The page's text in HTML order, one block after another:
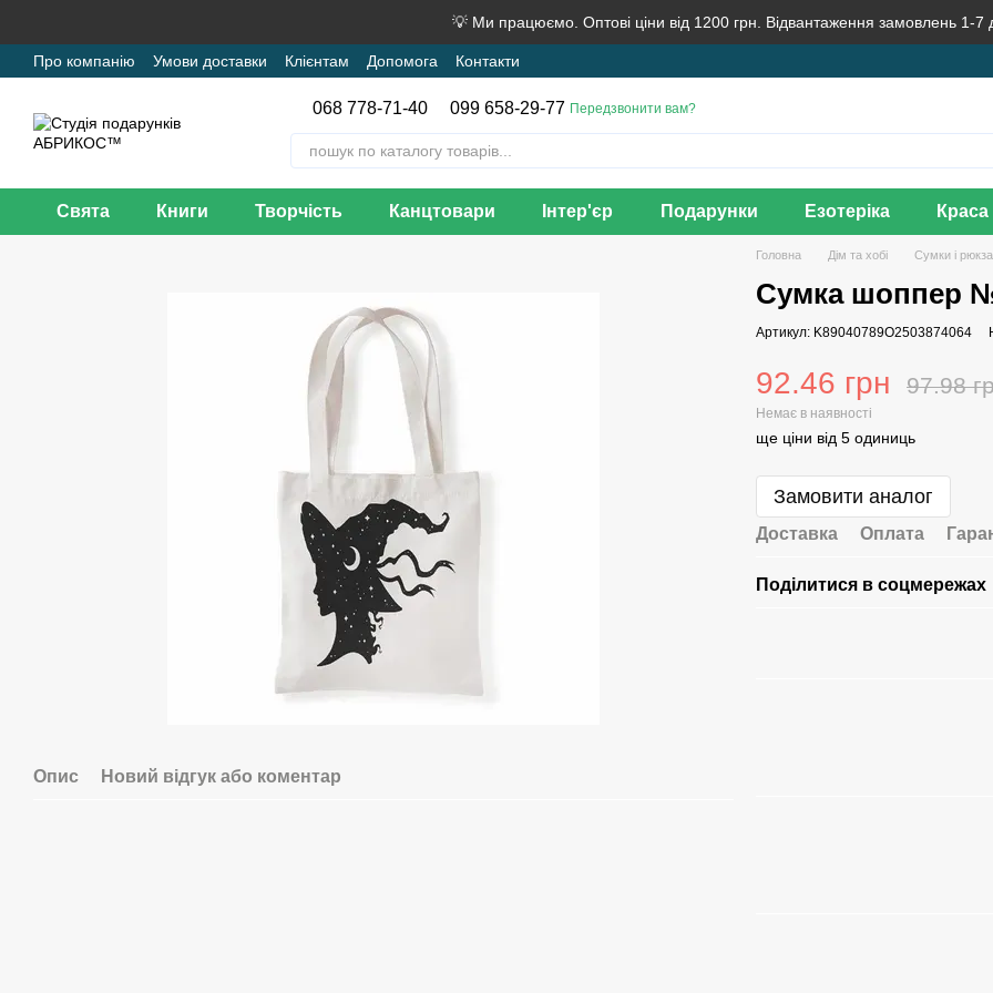
💡 Ми працюємо. Оптові ціни від 1200 грн. Відвантаження замовлень 1-7
Про компанію Умови доставки Клієнтам Допомога Контакти
068 778-71-40 099 658-29-77 Передзвонити вам?
Свята Книги Творчість Канцтовари Інтер'єр Подарунки Езотеріка Краса
Опис Новий відгук або коментар
Головна Дім та хобі Сумки і
Сумка шоппер
Артикул: K89040789O2503874064
92.46 грн 97.98
Немає в наявності
ще ціни від 5 одиниць
Замовити аналог
Доставка Оплата
Поділитися в соцмережах